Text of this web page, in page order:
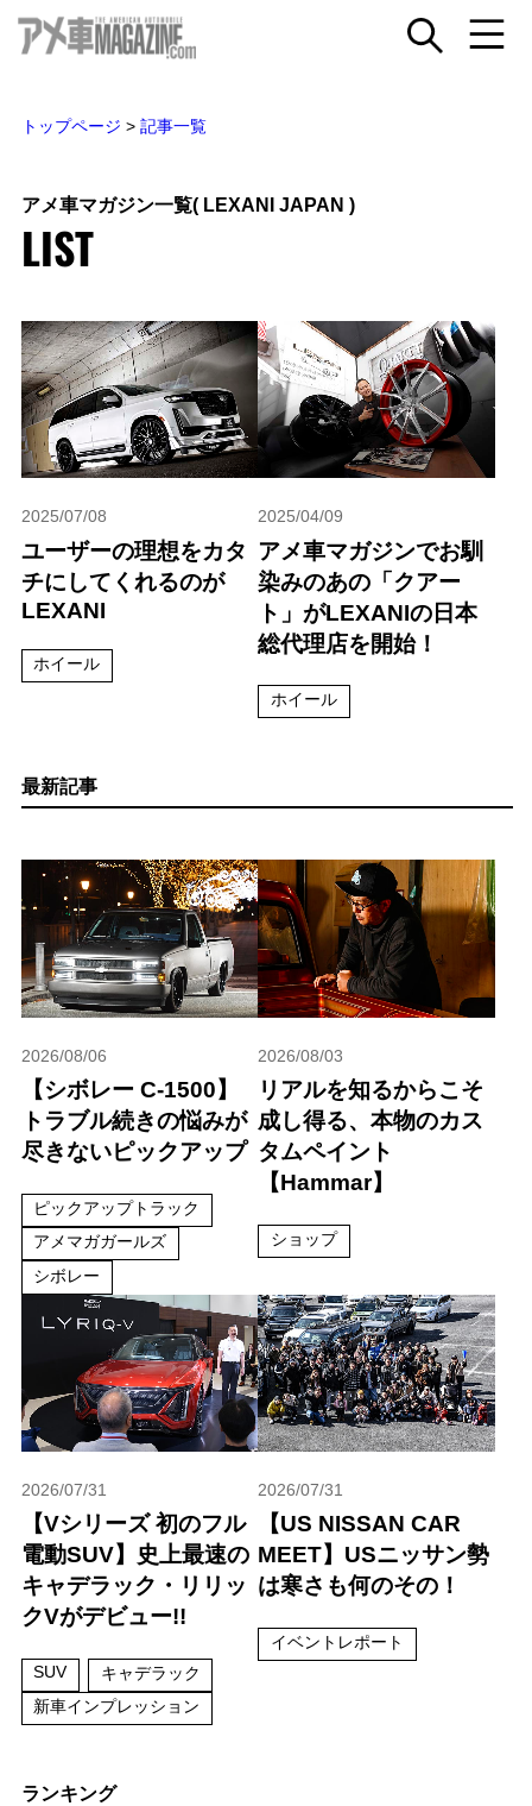
トップページ > 記事一覧
アメ車マガジン一覧( LEXANI JAPAN )
LIST
2025/07/08
ユーザーの理想をカタ
チにしてくれるのが
LEXANI
ホイール
2025/04/09
アメ車マガジンでお馴
染みのあの「クアー
ト」がLEXANIの日本
総代理店を開始！
ホイール
最新記事
2026/08/06
【シボレー C-1500】
トラブル続きの悩みが
尽きないピックアップ
ピックアップトラック
アメマガガールズ
シボレー
2026/08/03
リアルを知るからこそ
成し得る、本物のカス
タムペイント
【Hammar】
ショップ
2026/07/31
【Vシリーズ 初のフル
電動SUV】史上最速の
キャデラック・リリッ
クVがデビュー!!
SUV
キャデラック
新車インプレッション
2026/07/31
【US NISSAN CAR
MEET】USニッサン勢
は寒さも何のその！
イベントレポート
ランキング